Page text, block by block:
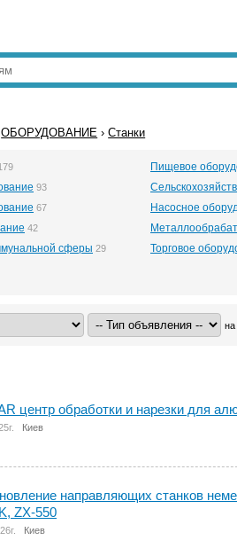
ОБОРУДОВАНИЕ ›Станки
Пищевое
93
67
Насосное
42
сферы 29 Торговое
на
центр обработки и нарезки для
Киев
направляющих станков
ZX-550
Киев